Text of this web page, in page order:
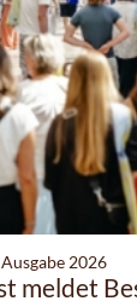
2026
meldet